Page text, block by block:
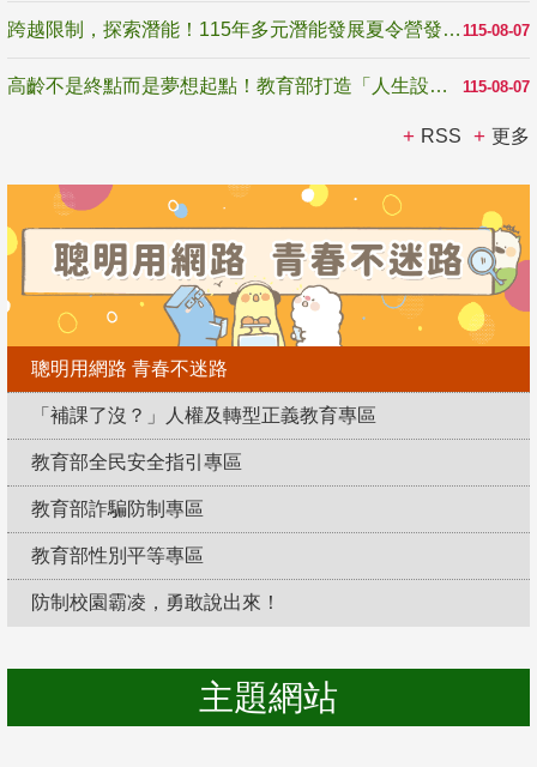
115-08-07
跨越限制，探索潛能！115年多元潛能發展夏令營發掘生命無限可能
115-08-07
高齡不是終點而是夢想起點！教育部打造「人生設計夢工場」 參展第3屆高齡健康產業博覽會
RSS 更多
聰明用網路 青春不迷路
「補課了沒？」人權及轉型正義教育專區
教育部全民安全指引專區
教育部詐騙防制專區
教育部性別平等專區
防制校園霸凌，勇敢說出來！
主題網站